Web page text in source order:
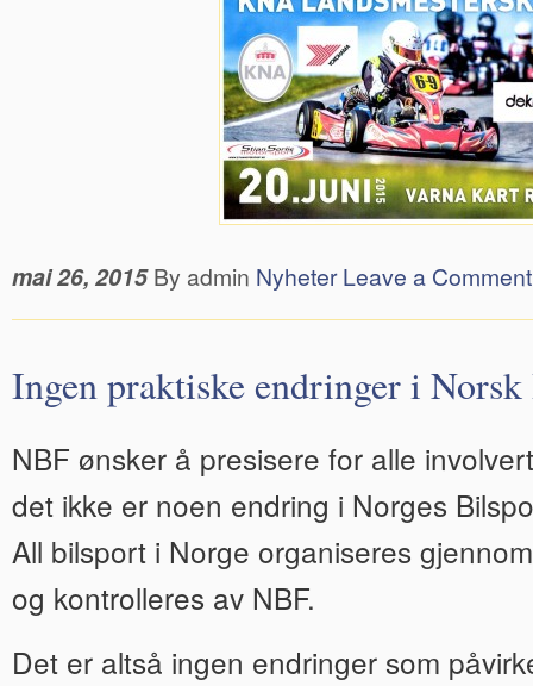
mai 26, 2015 By admin Nyheter Leave a Comment
Ingen praktiske endringer i
NBF ønsker å presisere for alle
det ikke er noen endring i Norges
All bilsport i Norge organiseres
og kontrolleres av NBF.
Det er altså ingen endringer som